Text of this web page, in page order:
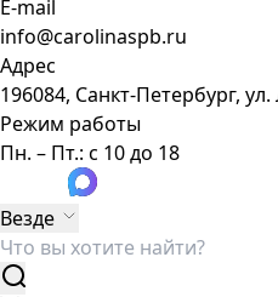
E-mail
info@carolinaspb.ru
Адрес
196084, Санкт-Петербург,
Режим работы
Пн. – Пт.: с 10 до 18
Везде